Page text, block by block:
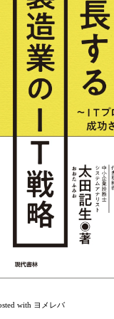
with ヨメレバ